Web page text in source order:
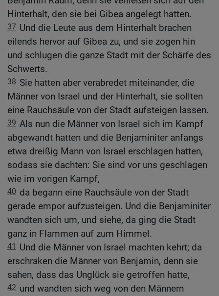
Hinterhalt, den sie bei Gibea angelegt hatten.
37 Und die Leute aus dem Hinterhalt brachen
eilends hervor auf Gibea zu, und sie zogen hin
und schlugen die ganze Stadt mit der Schärfe des
Schwerts.
38 Sie hatten aber verabredet miteinander, die
Männer von Israel und der Hinterhalt, sie sollten
eine Rauchsäule von der Stadt aufsteigen lassen.
39 Als nun die Männer von Israel sich im Kampf
abgewandt hatten und die Benjaminiter anfangs
etwa dreißig Mann von Israel erschlagen hatten,
sodass sie dachten: Sie sind vor uns geschlagen
wie im vorigen Kampf,
40 da begann eine Rauchsäule von der Stadt
gerade empor aufzusteigen. Und die Benjaminiter
wandten sich um, und siehe, da ging die Stadt
ganz in Flammen auf zum Himmel.
41
Und die Männer von Israel machten kehrt; da
erschraken die Männer von Benjamin, denn sie
sahen, dass das Unglück sie getroffen hatte,
42 und wandten sich weg von den Männern